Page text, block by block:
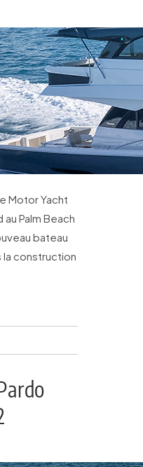
Motor Yacht
Palm Beach
bateau
la construction